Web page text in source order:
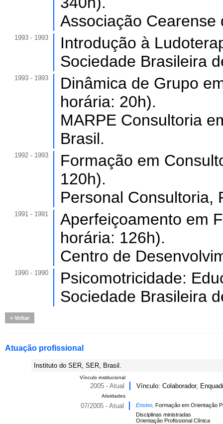
Associação Cearense
1993 - 1993
Introdução à
Sociedade Brasileira
1993 - 1993
Dinâmica de Grupo
horária: 20h).
MARPE Consultoria
Brasil.
1992 - 1993
Formação em
120h).
Personal Consultoria,
1991 - 1991
Aperfeiçoamento em
horária: 126h).
Centro de
1990 - 1990
Psicomotricidade:
Sociedade Brasileira
Voltar
Atuação profissional
Instituto do SER, SER, Brasil.
Vínculo institucional
2005 - Atual Vínculo: Colaborador,
Atividades
07/2005 - Atual Ensino, Formação em Orientação
Disciplinas ministradas
Orientação Profissional Clínica